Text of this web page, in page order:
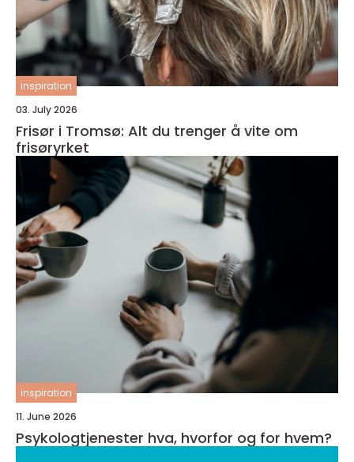
inspiration
03. July 2026
Frisør i Tromsø: Alt du trenger å vite om
frisøryrket
inspiration
11. June 2026
Psykologtjenester hva, hvorfor og for hvem?